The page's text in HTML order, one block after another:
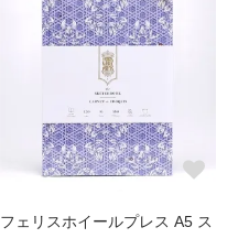
フェリスホイールプレス A5 ス